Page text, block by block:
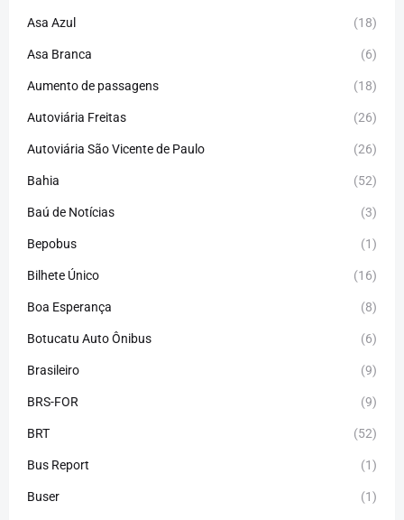
Asa Azul (18)
Asa Branca (6)
Aumento de passagens (18)
Autoviária Freitas (26)
Autoviária São Vicente de Paulo (26)
Bahia (52)
Baú de Notícias (3)
Bepobus (1)
Bilhete Único (16)
Boa Esperança (8)
Botucatu Auto Ônibus (6)
Brasileiro (9)
BRS-FOR (9)
BRT (52)
Bus Report (1)
Buser (1)